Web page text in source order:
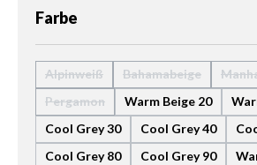
Farbe
Alpinweiß
(Diese Option ist zurzeit nicht
Bahamabeige
(Diese Option ist
Pergamon
(Diese Option ist zurzeit nicht
Warm Beige 20
Cool Grey 30
Cool Grey 40
Cool Grey 80
Cool Grey 90